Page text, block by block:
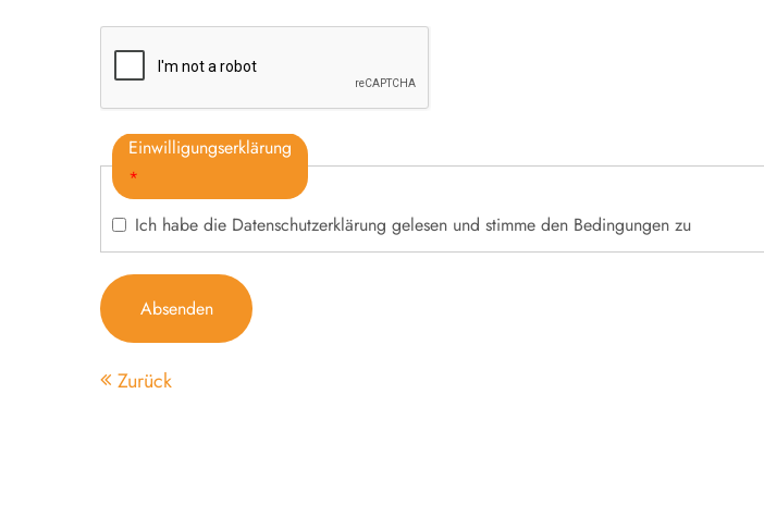
Einwilligungserklärung
*
Ich habe die Datenschutzerklärung gelesen und stimme den Bedingungen zu
Absenden
Zurück